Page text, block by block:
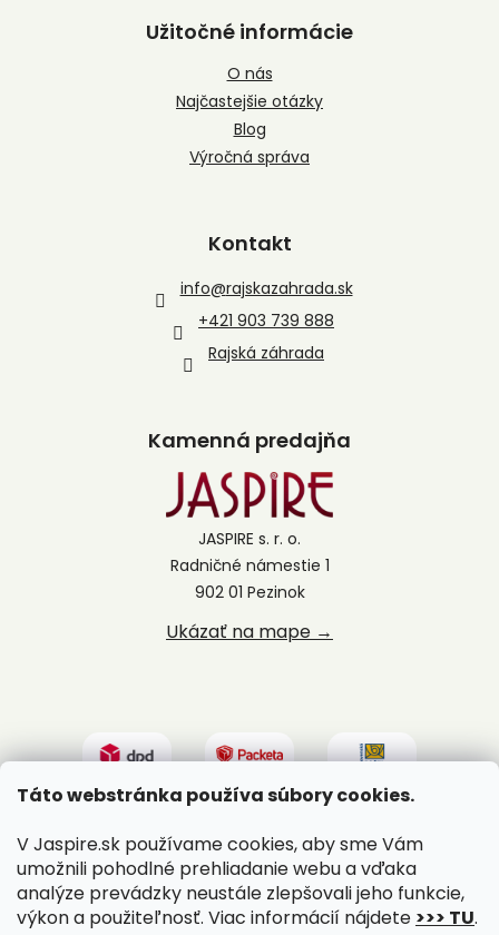
Táto webstránka používa súbory cookies.
V Jaspire.sk používame cookies, aby sme Vám
umožnili pohodlné prehliadanie webu a vďaka
analýze prevádzky neustále zlepšovali jeho funkcie,
výkon a použiteľnosť. Viac informácií nájdete >>> TU.
Užitočné informácie
O nás
Najčastejšie otázky
Blog
Výročná správa
Kontakt
info@rajskazahrada.sk
+421 903 739 888
Rajská záhrada
Kamenná predajňa
JASPIRE s. r. o.
Radničné námestie 1
902 01 Pezinok
Ukázať na mape →